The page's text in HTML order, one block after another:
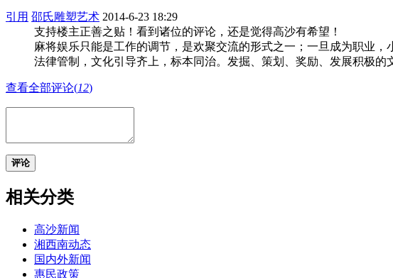
引用 邵氏雕塑艺术 2014-6-23 18:29
支持楼主正善之贴！看到诸位的评论，还是觉得高沙有希望！
麻将娱乐只能是工作的调节，是欢聚交流的形式之一；一旦成为职业，
法律管制，文化引导齐上，标本同治。发掘、策划、奖励、发展积极的
查看全部评论(12)
评论
相关分类
高沙新闻
湘西南动态
国内外新闻
惠民政策